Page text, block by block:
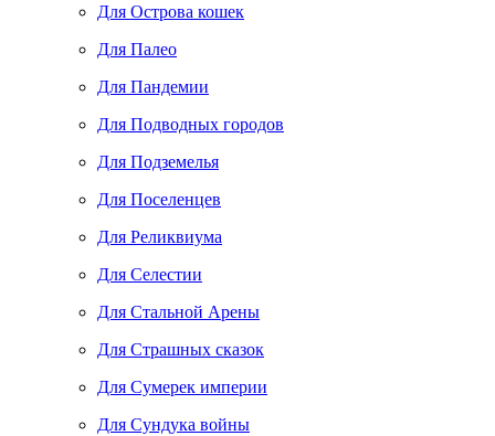
Для Острова кошек
Для Палео
Для Пандемии
Для Подводных городов
Для Подземелья
Для Поселенцев
Для Реликвиума
Для Селестии
Для Стальной Арены
Для Страшных сказок
Для Сумерек империи
Для Сундука войны